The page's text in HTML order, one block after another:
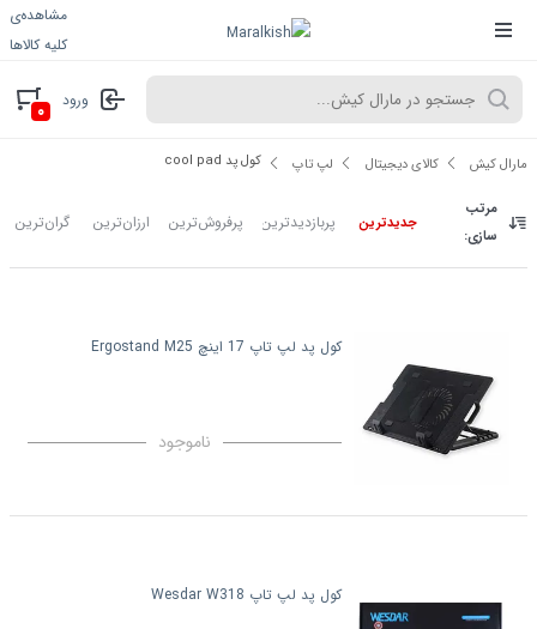
مشاهده‌ی
کلیه کالاها
ورود ۰
مارال کیش کالای دیجیتال لپ تاپ کول پد cool pad
مرتب
سازی:
جدیدترین پربازدیدترین پرفروش‌ترین ارزان‌ترین گران‌ترین
کول پد لپ تاپ 17 اینچ Ergostand M25
ناموجود
کول پد لپ تاپ Wesdar W318